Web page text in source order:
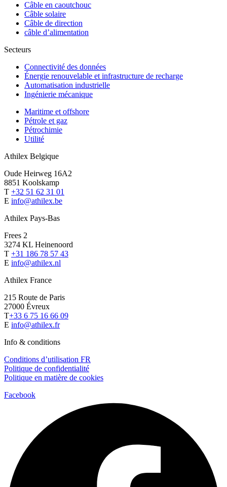
Câble en caoutchouc
Câble solaire
Câble de direction
câble d’alimentation
Secteurs
Connectivité des données
Énergie renouvelable et infrastructure de recharge
Automatisation industrielle
Ingénierie mécanique
Maritime et offshore
Pétrole et gaz
Pétrochimie
Utilité
Athilex Belgique
Oude Heirweg 16A2
8851 Koolskamp
T +32 51 62 31 01
E info@athilex.be
Athilex Pays-Bas
Frees 2
3274 KL Heinenoord
T +31 186 78 57 43
E info@athilex.nl
Athilex France
215 Route de Paris
27000 Évreux
T+33 6 75 16 66 09
E info@athilex.fr
Info & conditions
Conditions d’utilisation FR
Politique de confidentialité
Politique en matière de cookies
Facebook